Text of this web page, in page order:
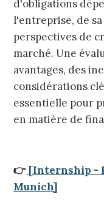
d'obligations
l'entreprise, de
perspectives de
marché. Une
avantages, des
considérations
essentielle pour
en matière de
👉 [Internship -
Munich]